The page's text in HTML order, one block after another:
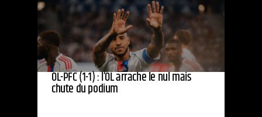
OL-PFC (1-1) : l’OL arrache le nul mais
chute du podium